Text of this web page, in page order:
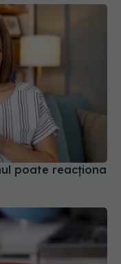
poate reacționa